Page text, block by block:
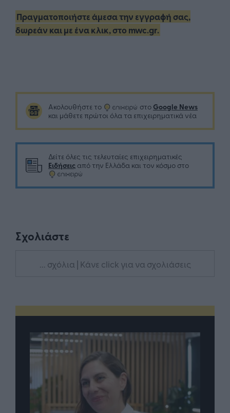
Πραγματοποιήστε άμεσα την εγγραφή σας,
δωρεάν και με ένα κλικ, στο mwc.gr.
Ακολουθήστε το στο Google News
και μάθετε πρώτοι όλα τα επιχειρηματικά νέα
Δείτε όλες τις τελευταίες επιχειρηματικές
Ειδήσεις από την Ελλάδα και τον κόσμο στο
Σχολιάστε
... σχόλια | Κάνε click για να σχολιάσεις